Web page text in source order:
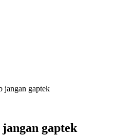
jangan gaptek
gaptek